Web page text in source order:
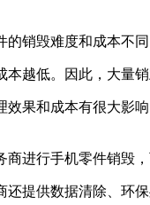
销毁难度和成本不
越低。因此，大量
效果和成本有很大影
进行手机零件销毁
提供数据清除、环